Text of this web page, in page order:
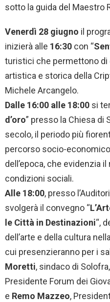
sotto la guida del Maestro
Venerdì 28 giugno il
inizierà alle 16:30 con “
turistici che permettono di
artistica e storica della
Michele Arcangelo.
Dalle 16:00 alle 18:00 si
d’oro” presso la Chiesa di
secolo, il periodo più
percorso socio-
dell’epoca, che evidenzia
condizioni sociali.
Alle 18:00, presso
svolgerà il convegno “
le Città in Destinazioni“,
dell’arte e della cultura
cui presenzieranno per i
Moretti, sindaco di Solofra,
Presidente Forum dei
e Remo Mazzeo,